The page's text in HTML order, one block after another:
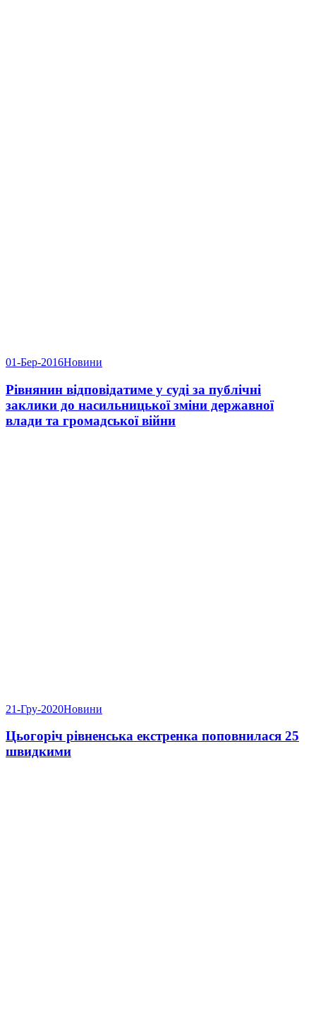
01-Бер-2016Новини
Рівнянин відповідатиме у суді за публічні
заклики до насильницької зміни державної
влади та громадської війни
21-Гру-2020Новини
Цьогоріч рівненська екстренка поповнилася 25
швидкими